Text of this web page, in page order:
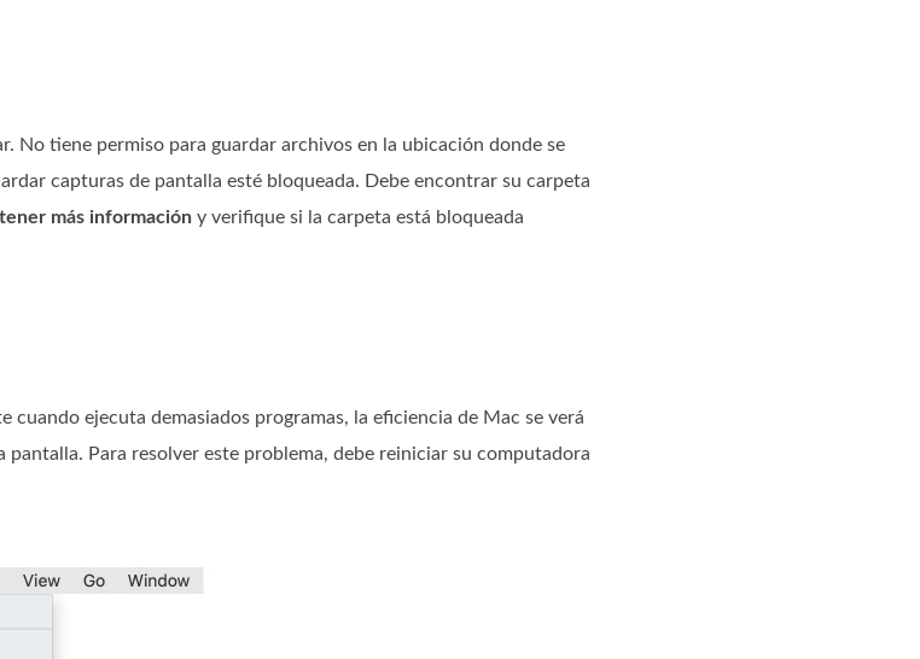
No tiene permiso para guardar archivos en la ubicación donde se
capturas de pantalla esté bloqueada. Debe encontrar su carpeta
más información y verifique si la carpeta está bloqueada
ejecuta demasiados programas, la eficiencia de Mac se verá
Para resolver este problema, debe reiniciar su computadora